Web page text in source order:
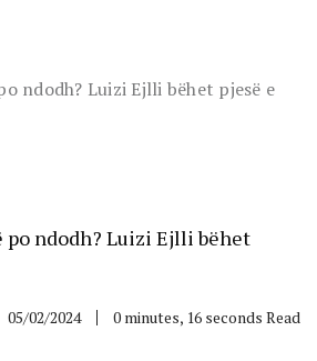
ndodh? Luizi Ejlli bëhet pjesë e
ndodh? Luizi Ejlli bëhet
05/02/2024 0 minutes, 16 seconds Read